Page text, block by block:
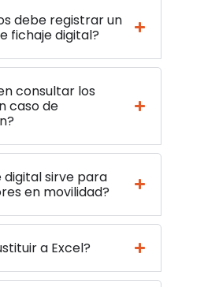
debe registrar un
fichaje digital?
consultar los
caso de
digital sirve para
en movilidad?
a Excel?